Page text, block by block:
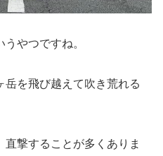
やつですね。
岳を飛び越えて吹き荒れる
撃することが多くありま